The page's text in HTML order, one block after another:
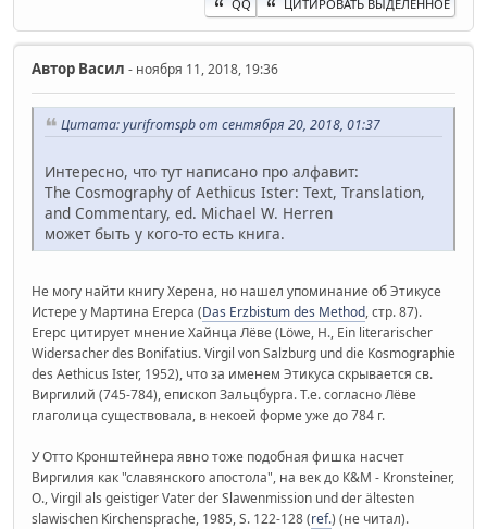
QQ ЦИТИРОВАТЬ ВЫДЕЛЕННОЕ
Автор Васил - ноября 11, 2018, 19:36
Цитата: yurifromspb от сентября 20, 2018, 01:37
Интересно, что тут написано про алфавит:
The Cosmography of Aethicus Ister: Text, Translation,
and Commentary, ed. Michael W. Herren
может быть у кого-то есть книга.
Не могу найти книгу Херена, но нашел упоминание об Этикусе
Истере у Мартина Егерса (Das Erzbistum des Method, стр. 87).
Егерс цитирует мнение Хайнца Лёве (Löwe, H., Ein literarischer
Widersacher des Bonifatius. Virgil von Salzburg und die Kosmographie
des Aethicus Ister, 1952), что за именем Этикуса скрывается св.
Виргилий (745-784), епископ Зальцбурга. Т.е. согласно Лёве
глаголица существовала, в некоей форме уже до 784 г.
У Отто Кронштейнера явно тоже подобная фишка насчет
Виргилия как "славянского апостола", на век до К&М - Kronsteiner,
O., Virgil als geistiger Vater der Slawenmission und der ältesten
slawischen Kirchensprache, 1985, S. 122-128 (ref.) (не читал).